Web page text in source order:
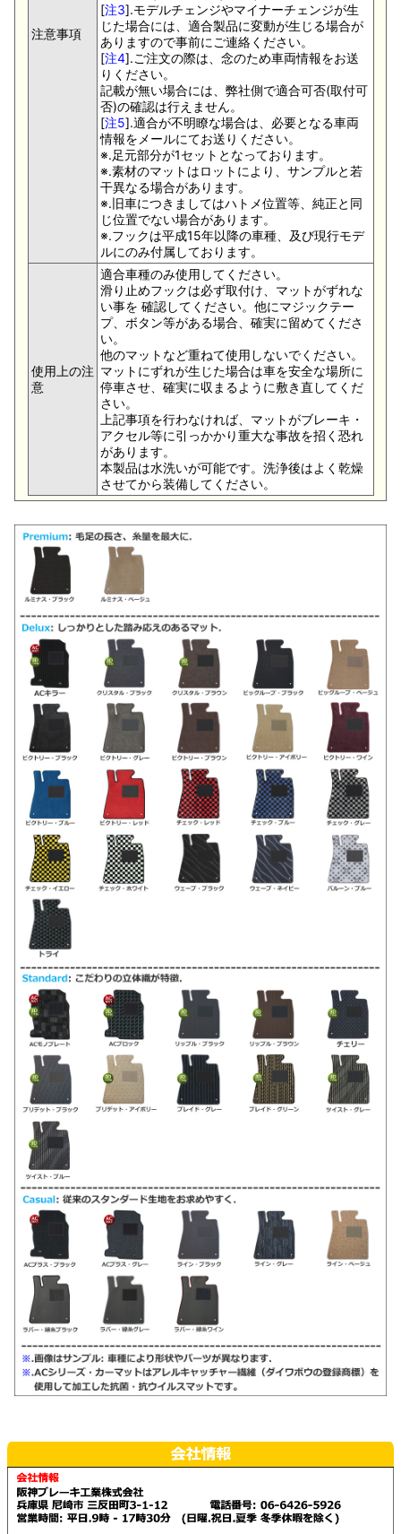
注意事項
[注3].モデルチェンジやマイナーチェンジが生
じた場合には、適合製品に変動が生じる場合が
ありますので事前にご連絡ください。
[注4].ご注文の際は、念のため車両情報をお送
りください。
記載が無い場合には、弊社側で適合可否(取付可
否)の確認は行えません。
[注5].適合が不明瞭な場合は、必要となる車両
情報をメールにてお送りください。
※.足元部分が1セットとなっております。
※.素材のマットはロットにより、サンプルと若
干異なる場合があります。
※.旧車につきましてはハトメ位置等、純正と同
じ位置でない場合があります。
※.フックは平成15年以降の車種、及び現行モデ
ルにのみ付属しております。
使用上の注
意
適合車種のみ使用してください。
滑り止めフックは必ず取付け、マットがずれな
い事を 確認してください。他にマジックテー
プ、ボタン等がある場合、確実に留めてくださ
い。
他のマットなど重ねて使用しないでください。
マットにずれが生じた場合は車を安全な場所に
停車させ、確実に収まるように敷き直してくだ
さい。
上記事項を行わなければ、マットがブレーキ・
アクセル等に引っかかり重大な事故を招く恐れ
があります。
本製品は水洗いが可能です。洗浄後はよく乾燥
させてから装備してください。